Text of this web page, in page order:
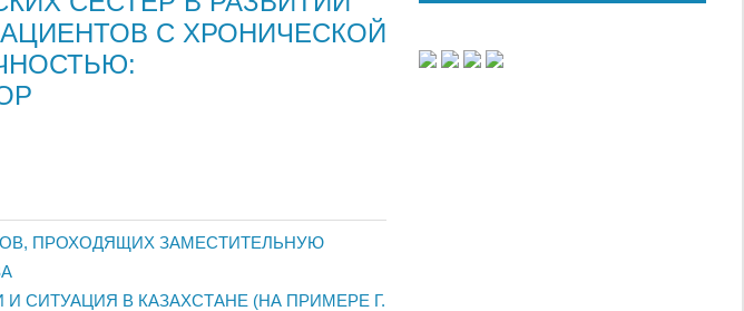
С ХРОНИЧЕСКОЙ
ПРОХОДЯЩИХ ЗАМЕСТИТЕЛЬНУЮ
СИТУАЦИЯ В КАЗАХСТАНЕ (НА ПРИМЕРЕ Г.